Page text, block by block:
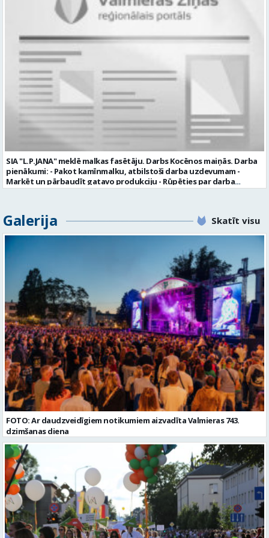
komunikācijas spējas labas iemaņas darbā ar datoru un
elektronisko kases aparātu UZŅĒMUMS PIEDĀVĀ: darbu stabilā
uzņēmumā darba laiku: maiņu grafiks (1. dežūra no plkst. 05.20 līdz
plkst. 16.20 un 2.dežūra no plkst. 12.50-21.00) darba samaksu sākot no
1100 līdz 1250 EUR (pirms nodokļu nomaksas) pilnas sociālās
garantijas veselības apdrošināšanas iespējas dinamisku un
profesionālu darba vidi apmācību pirms darba pienākumu
uzsākšanas CV ar norādi vakancei „dispečers Valmierā” iesniegt līdz
2026. gada 21. augustam (ieskaitot): sūtot elektroniski uz info@vtu-
valmiera.lv personīgi SIA „VTU Valmiera”, Reģ.nr. 40003004220,
„Brandeļi”, Brandeļi, Kocēnu pagasts, Valmieras novads, personāla
daļā darba dienās no plkst. 13:00 līdz 16:00. 2 nedēļu laikā pēc
konkursa termiņa beigām sazināsimies ar pretendentiem, kuri tiks
aicināti uz tikšanos klātienē. Informācijai: 29231565 * Iesniegtos
personas datus SIA “VTU VALMIERA” izmantos, lai konkursa kārtībā
noteiktu vakancei atbilstošāko kandidātu. Ja kandidāts vēlas, lai
viņa personas dati tiktu saglabāti SIA “VTU VALMIERA” iekšējā datu
bāzē ar mērķi tos apstrādāt citos SIA “VTU VALMIERA” personāla
atlases konkursos, tad pieteikumā vakancei lūdzam kandidātam
Valmiera, Valmieras nov. Darba laika veids: Summētais darba laiks
Darba veids: Darbinieka amats uz nenoteiktu laiku Slodze: Viena
vesela slodze Darbības joma: Pakalpojumi Pieteikto vietu skaits: 1
Līgums: Darbinieka amats uz nenoteiktu laiku Aktuāla līdz: 2026-08-
21 Kontaktpersona: CV ar norādi vakancei lūdzu sūtīt uz e-pastu
info@vtu-valmiera.lv vai iesniegt personīgi Izglītības līmenis:
Vispārējā vidējā izglītība
SIA "L.P.JANA" meklē malkas fasētāju. Darbs Kocēnos maiņās. Darba
pienākumi: - Pakot kamīnmalku, atbilstoši darba uzdevumam -
Marķēt un pārbaudīt gatavo produkciju - Rūpēties par darba
padarītā) - Vienmēr laikā izmaksātu algu - Profesionālus un
atbalstošus kolēģus Lūgums CV sūtīt uz e- pastu:
SAIŅOŠANAS OPERATORS Algas izmaksas veids: Laika darba alga
Darba vietas adrese: LATVIJA, Gravas iela 2, Kocēni, Kocēnu pag.,
Valmieras nov. Slodze: Viena vesela slodze Darbības joma: Ražošana
Pieteikto vietu skaits: 2 Aktuāla līdz: 2027-09-07 Darba sākšanas
datums: 2026-08-17 Kontaktpersona: Davids Pavlovs
Galerija Skatīt visu
FOTO: Ar daudzveidīgiem notikumiem aizvadīta Valmieras 743.
dzimšanas diena